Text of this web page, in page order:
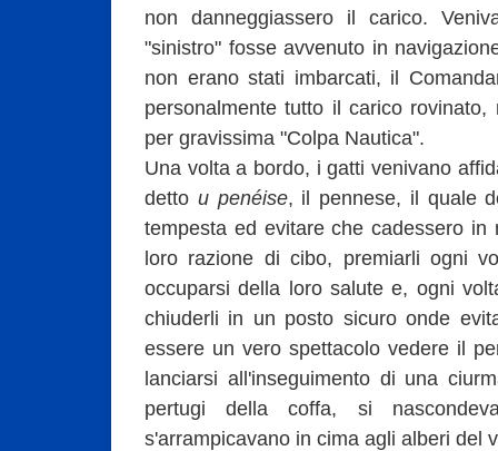
non danneggiassero il carico.
"sinistro" fosse avvenuto in
non erano stati imbarcati, il
personalmente tutto il carico
per gravissima "Colpa Nautica".
Una volta a bordo, i gatti venivano
detto u penéise, il pennese, il quale
tempesta ed evitare che cadessero
loro razione di cibo, premiarli ogni
occuparsi della loro salute e, ogni
chiuderli in un posto sicuro onde
essere un vero spettacolo vedere il
lanciarsi all'inseguimento di una
pertugi della coffa, si
s'arrampicavano in cima agli alberi del